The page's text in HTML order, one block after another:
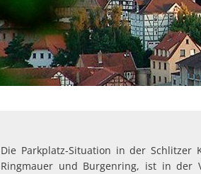
Die Parkplatz-Situation in der Schlitzer
Ringmauer und Burgenring, ist in der